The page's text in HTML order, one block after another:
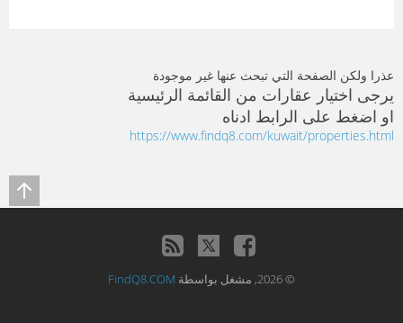
سلطنة عمان
فلسطين
قطر
تونس
عذرا ولكن الصفحة التي تبحث عنها غير موجودة
يرجى اختيار عقارات من القائمة الرئيسية
او اضغط على الرابط ادناه
https://www.findq8.com/kuwait/properties.html
© 2026, مشغل بواسطة FindQ8.COM